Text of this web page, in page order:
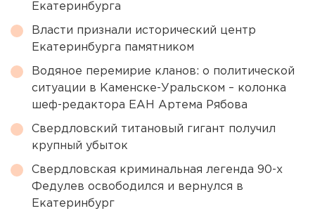
Екатеринбурга
Власти признали исторический центр
Екатеринбурга памятником
Водяное перемирие кланов: о политической
ситуации в Каменске-Уральском – колонка
шеф-редактора ЕАН Артема Рябова
Свердловский титановый гигант получил
крупный убыток
Свердловская криминальная легенда 90-х
Федулев освободился и вернулся в
Екатеринбург